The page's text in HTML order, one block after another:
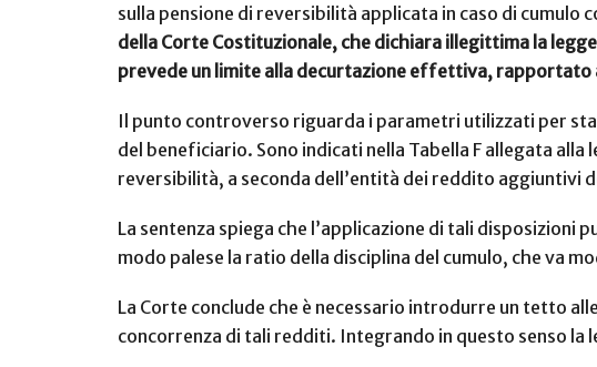
sulla pensione di reversibilità applicata in caso di
della Corte Costituzionale, che dichiara illegittima la
prevede un limite alla decurtazione effettiva, rapportato
Il punto controverso riguarda i parametri utilizzati per
del beneficiario. Sono indicati nella Tabella F allegata
reversibilità, a seconda dell’entità dei reddito aggiuntivi
La sentenza spiega che l’applicazione di tali
modo palese la ratio della disciplina del cumulo, che va
La Corte conclude che è necessario introdurre un tetto
concorrenza di tali redditi. Integrando in questo senso la